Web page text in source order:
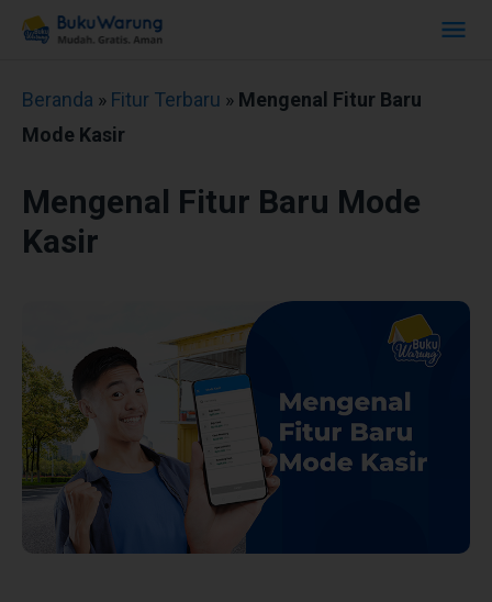
Beranda » Fitur Terbaru » Mengenal Fitur Baru
Mode Kasir
Mengenal Fitur Baru Mode
Kasir